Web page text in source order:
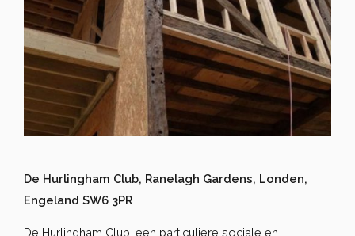
De Hurlingham Club, Ranelagh Gardens, Londen,
Engeland SW6 3PR
De Hurlingham Club, een particuliere sociale en